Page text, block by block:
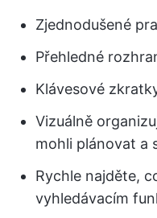
Zjednodušené
Přehledné
Klávesové
Vizuálně
mohli plánovat a
Rychle najděte,
vyhledávacím